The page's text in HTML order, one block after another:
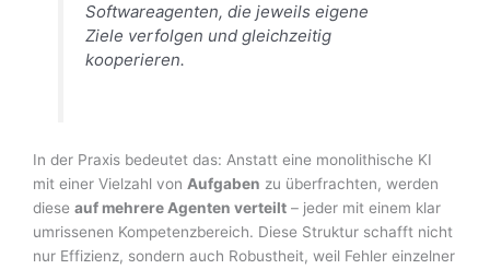
Softwareagenten, die jeweils eigene
Ziele verfolgen und gleichzeitig
kooperieren.
In der Praxis bedeutet das: Anstatt eine monolithische KI
mit einer Vielzahl von Aufgaben zu überfrachten, werden
diese auf mehrere Agenten verteilt – jeder mit einem klar
umrissenen Kompetenzbereich. Diese Struktur schafft nicht
nur Effizienz, sondern auch Robustheit, weil Fehler einzelner